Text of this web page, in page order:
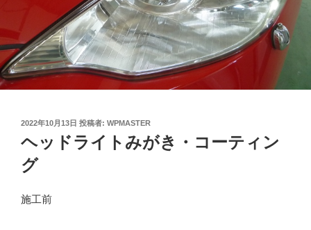
投
日:
2022年10月13日 投稿者: WPMASTER
ヘッドライトみがき・コーティン
グ
施工前